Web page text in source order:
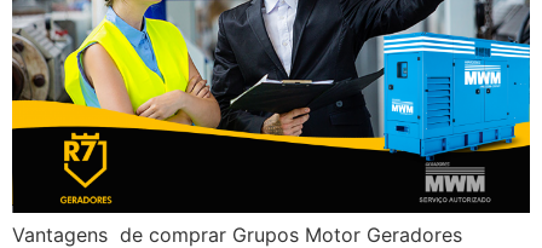
Vantagens de comprar Grupos Motor Geradores